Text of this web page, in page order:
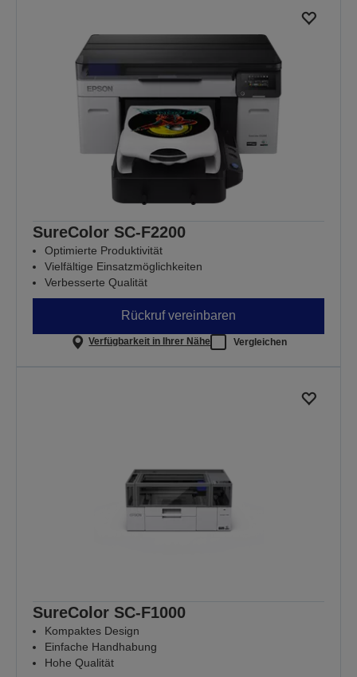
SureColor SC-F2200
Optimierte Produktivität
Vielfältige Einsatzmöglichkeiten
Verbesserte Qualität
Rückruf vereinbaren
Verfügbarkeit in Ihrer Nähe Vergleichen
SureColor SC-F1000
Kompaktes Design
Einfache Handhabung
Hohe Qualität